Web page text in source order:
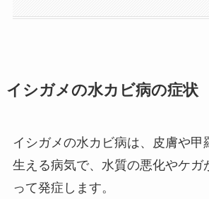
イシガメの水カビ病の症状
イシガメの水カビ病は、皮膚や甲
生える病気で、水質の悪化やケガ
って発症します。